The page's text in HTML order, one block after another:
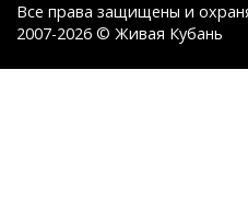
Все права защищены и
2007-2026 © Живая Кубань